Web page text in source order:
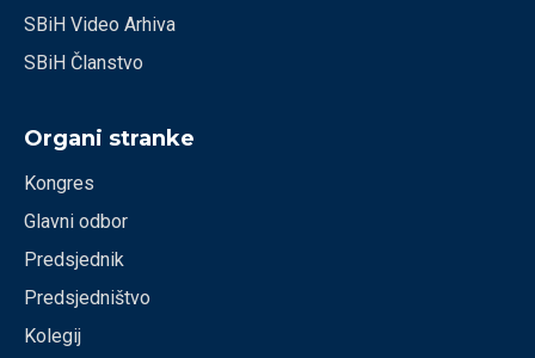
SBiH Video Arhiva
SBiH Članstvo
Organi stranke
Kongres
Glavni odbor
Predsjednik
Predsjedništvo
Kolegij